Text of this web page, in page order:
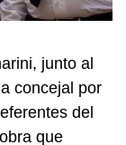
junto al
concejal por
del
que